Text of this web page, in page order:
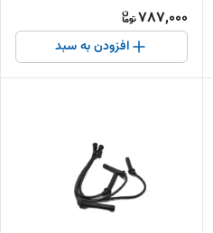
787,000
افزودن به سبد